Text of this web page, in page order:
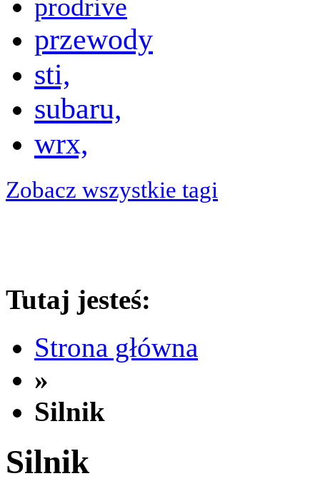
prodrive
przewody
sti,
subaru,
wrx,
Zobacz wszystkie tagi
Tutaj jesteś:
Strona główna
»
Silnik
Silnik